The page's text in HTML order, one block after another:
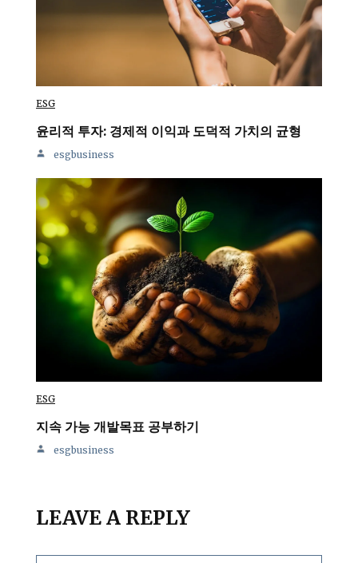
ESG
윤리적 투자: 경제적 이익과 도덕적 가치의 균형
esgbusiness
ESG
지속 가능 개발목표 공부하기
esgbusiness
LEAVE A REPLY